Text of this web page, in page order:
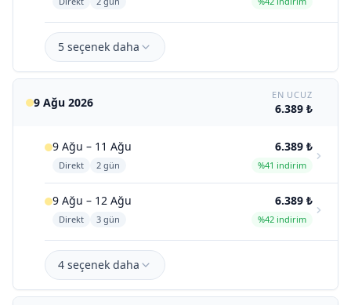
5 seçenek daha
9 Ağu 2026
EN UCUZ
6.389 ₺
9 Ağu – 11 Ağu
Direkt 2 gün
6.389 ₺
%41 indirim
9 Ağu – 12 Ağu
Direkt 3 gün
6.389 ₺
%42 indirim
4 seçenek daha